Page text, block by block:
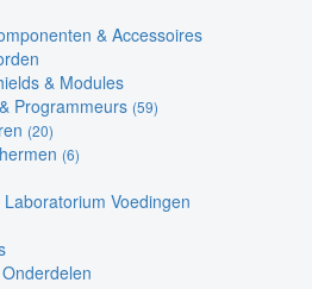
& Accessoires
& Modules
Programmeurs (59)
(20)
(6)
Voedingen